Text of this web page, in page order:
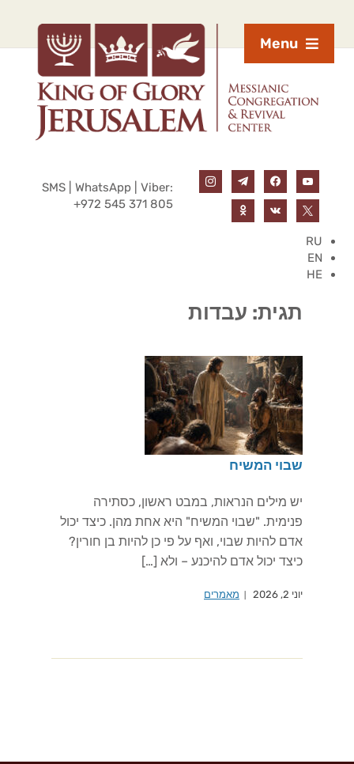
Menu
SMS | WhatsApp | Viber:
+972 545 371 805
RU
EN
HE
תגית: עבדות
שבוי המשיח
יש מילים הנראות, במבט ראשון, כסתירה
פנימית. "שבוי המשיח" היא אחת מהן. כיצד יכול
אדם להיות שבוי, ואף על פי כן להיות בן חורין?
כיצד יכול אדם להיכנע – ולא […]
יוני 2, 2026 מאמרים